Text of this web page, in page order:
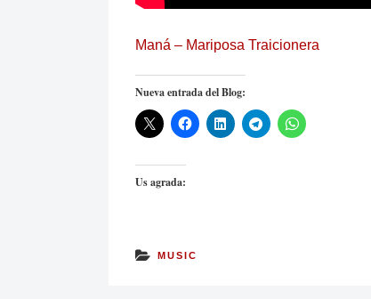
Maná – Mariposa Traicionera
Nueva entrada del Blog:
Us agrada:
MUSIC